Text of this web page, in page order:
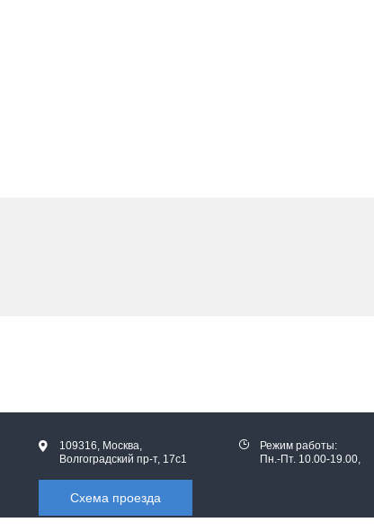
109316, Москва,
Волгоградский пр-т, 17с1
Схема проезда
Режим работы:
Пн.-Пт. 10.00-19.00,